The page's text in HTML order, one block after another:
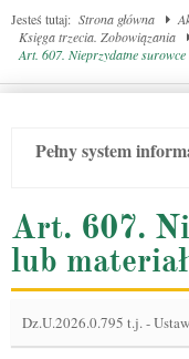
Jesteś tutaj: Strona główna
Księga trzecia. Zobowiązania
Art. 607. Nieprzydatne surowce
Pełny system
Art. 607.
lub
Dz.U.2026.0.795 t.j.-